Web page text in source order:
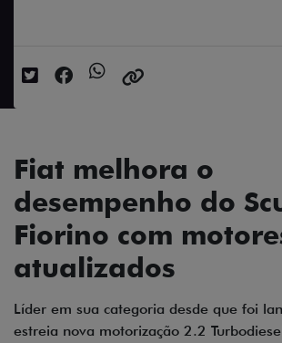
Fiat melhora o
desempenho do
Fiorino com
atualizados
Líder em sua categoria desde que foi
estreia nova motorização 2.2